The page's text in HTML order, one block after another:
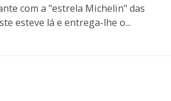
com a "estrela Michelin" das
esteve lá e entrega-lhe o...